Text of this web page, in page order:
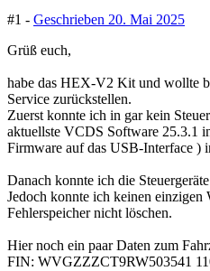
#1 - Geschrieben 20. Mai 2025
Grüß euch,
habe das HEX-V2 Kit und wollte
Service zurückstellen.
Zuerst konnte ich in gar kein
aktuellste VCDS Software 25.3.1
Firmware auf das USB-Interface )
Danach konnte ich die
Jedoch konnte ich keinen einzigen
Fehlerspeicher nicht löschen.
Hier noch ein paar Daten zum
FIN: WVGZZZCT9RW503541